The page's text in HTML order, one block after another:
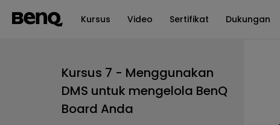
Kursus Video Sertifikat Dukungan
Kursus 7 - Menggunakan
DMS untuk mengelola BenQ
Board Anda